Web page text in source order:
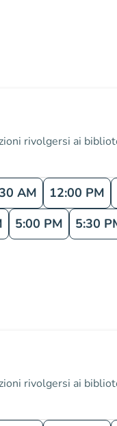
rivolgersi ai
AM 12:00 PM
5:00 PM 5:30
rivolgersi ai